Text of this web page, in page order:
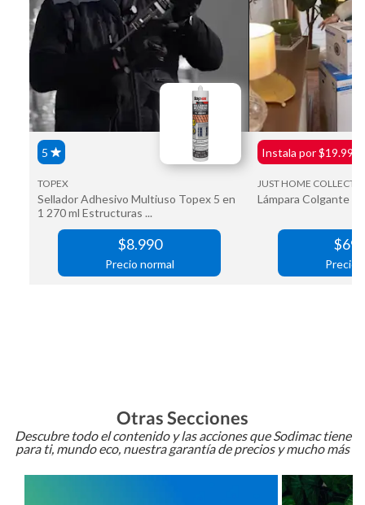
Otras Secciones
Descubre todo el contenido y las acciones que Sodimac tiene
para ti, mundo eco, nuestra garantía de precios y mucho más